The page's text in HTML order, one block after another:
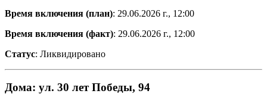
Время включения (план): 29.06.2026 г., 12:00
Время включения (факт): 29.06.2026 г., 12:00
Статус: Ликвидировано
Дома: ул. 30 лет Победы, 94